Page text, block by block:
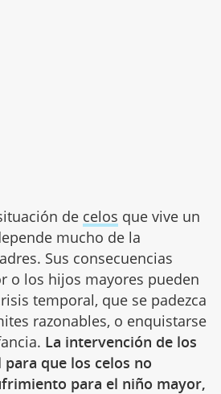
de celos que vive un
mucho de la
Sus consecuencias
o los hijos mayores pueden
temporal, que se padezca
razonables, o enquistarse
La intervención de los
para que los celos no
para el niño mayor,